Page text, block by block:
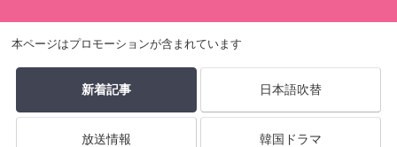
本ページはプロモーションが含まれています
新着記事 日本語吹替
放送情報 韓国ドラマ